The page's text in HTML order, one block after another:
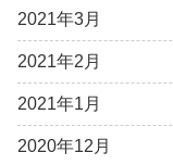
2021年3月
2021年2月
2021年1月
2020年12月